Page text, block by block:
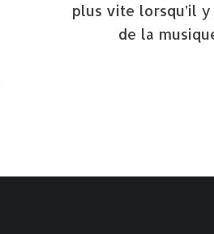
plus vite lorsqu’il y
de la